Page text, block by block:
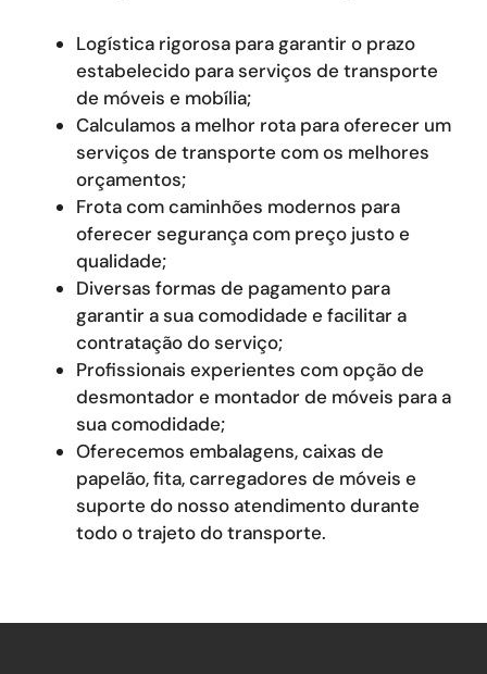
Logística rigorosa para garantir o prazo
estabelecido para serviços de transporte
de móveis e mobília;
Calculamos a melhor rota para oferecer um
serviços de transporte com os melhores
orçamentos;
Frota com caminhões modernos para
oferecer segurança com preço justo e
qualidade;
Diversas formas de pagamento para
garantir a sua comodidade e facilitar a
contratação do serviço;
Profissionais experientes com opção de
desmontador e montador de móveis para a
sua comodidade;
Oferecemos embalagens, caixas de
papelão, fita, carregadores de móveis e
suporte do nosso atendimento durante
todo o trajeto do transporte.